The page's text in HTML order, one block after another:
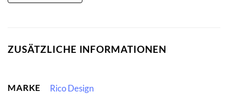
ZUSÄTZLICHE INFORMATIONEN
MARKE Rico Design